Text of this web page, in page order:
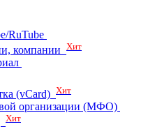
RuTube
компании Хит
(vCard) Хит
организации (МФО)
Хит